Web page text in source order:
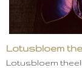
Lotusbloem
Lotusbloem